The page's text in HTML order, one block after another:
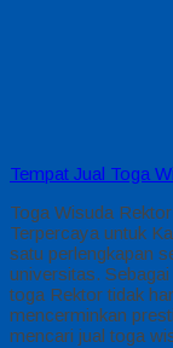
Tempat Jual Toga
Toga Wisuda
Terpercaya untuk
satu perlengkapan
universitas.
toga Rektor tidak
mencerminkan
mencari jual toga